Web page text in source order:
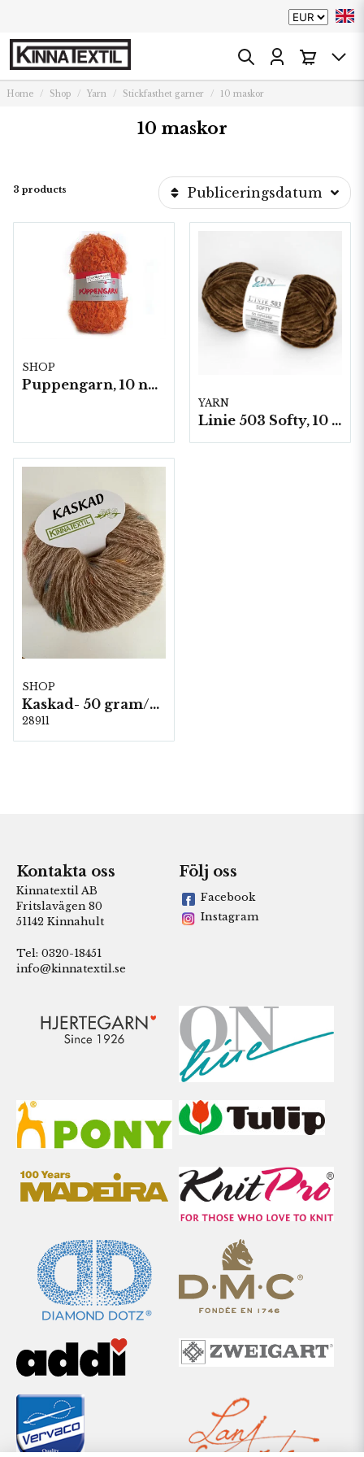
Home Shop Yarn Stickfasthet garner 10 maskor
10 maskor
3 products Publiceringsdatum
SHOP
Puppengarn, 10 nystan á 50 gram/fp.
YARN
Linie 503 Softy, 10 nystan a50g./fp.
SHOP
Kaskad- 50 gram/nystan
28911
Kontakta oss
Kinnatextil AB
Fritslavägen 80
51142 Kinnahult
Tel: 0320-18451
info@kinnatextil.se
Följ oss
Facebook
Instagram